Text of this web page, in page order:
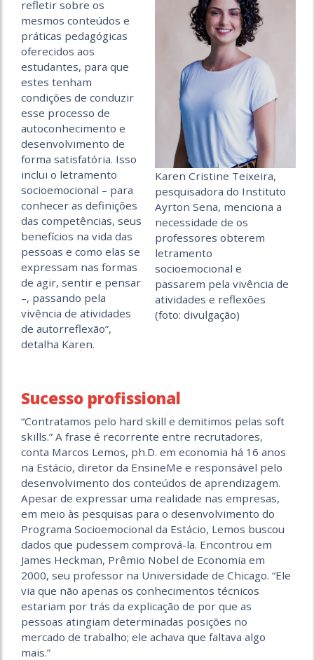
Karen Cristine Teixeira,
pesquisadora do Instituto
Ayrton Sena, menciona a
necessidade de os
professores obterem
letramento
socioemocional e
passarem pela vivência de
atividades e reflexões
(foto: divulgação)
refletir sobre os
mesmos conteúdos e
práticas pedagógicas
oferecidos aos
estudantes, para que
estes tenham
condições de conduzir
esse processo de
autoconhecimento e
desenvolvimento de
forma satisfatória. Isso
inclui o letramento
socioemocional – para
conhecer as definições
das competências, seus
benefícios na vida das
pessoas e como elas se
expressam nas formas
de agir, sentir e pensar
–, passando pela
vivência de atividades
de autorreflexão”,
detalha Karen.
Sucesso profissional
“Contratamos pelo hard skill e demitimos pelas soft
skills.” A frase é recorrente entre recrutadores,
conta Marcos Lemos, ph.D. em economia há 16 anos
na Estácio, diretor da EnsineMe e responsável pelo
desenvolvimento dos conteúdos de aprendizagem.
Apesar de expressar uma realidade nas empresas,
em meio às pesquisas para o desenvolvimento do
Programa Socioemocional da Estácio, Lemos buscou
dados que pudessem comprová-la. Encontrou em
James Heckman, Prêmio Nobel de Economia em
2000, seu professor na Universidade de Chicago. “Ele
via que não apenas os conhecimentos técnicos
estariam por trás da explicação de por que as
pessoas atingiam determinadas posições no
mercado de trabalho; ele achava que faltava algo
mais.”